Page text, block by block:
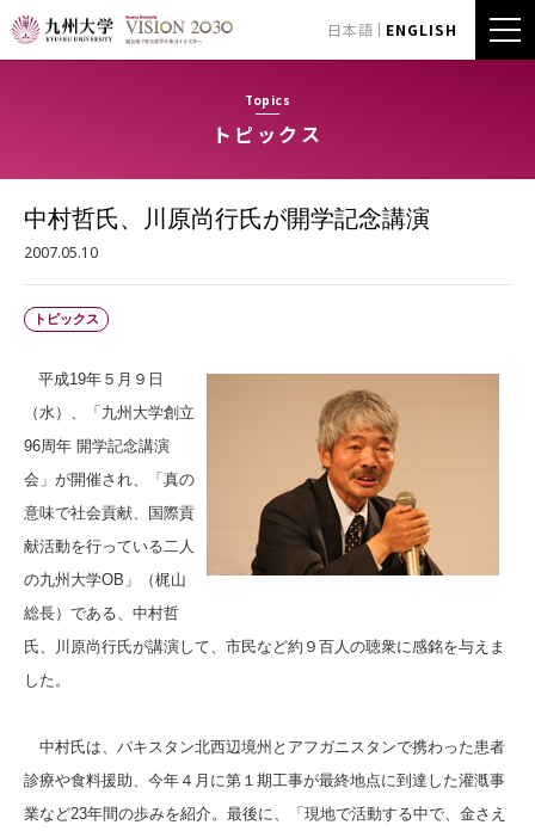
日本語 ENGLISH
Topics
トピックス
中村哲氏、川原尚行氏が開学記念講演
2007.05.10
トピックス
平成19年５月９日
（水）、「九州大学創立
96周年 開学記念講演
会」が開催され、「真の
意味で社会貢献、国際貢
献活動を行っている二人
の九州大学OB」（梶山
総長）である、中村哲
氏、川原尚行氏が講演して、市民など約９百人の聴衆に感銘を与えま
した。
中村氏は、パキスタン北西辺境州とアフガニスタンで携わった患者
診療や食料援助、今年４月に第１期工事が最終地点に到達した灌漑事
業など23年間の歩みを紹介。最後に、「現地で活動する中で、金さえ